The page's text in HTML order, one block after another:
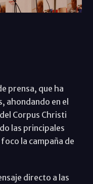
prensa, que ha
ahondando en el
Corpus Christi
las principales
la campaña de
directo a las